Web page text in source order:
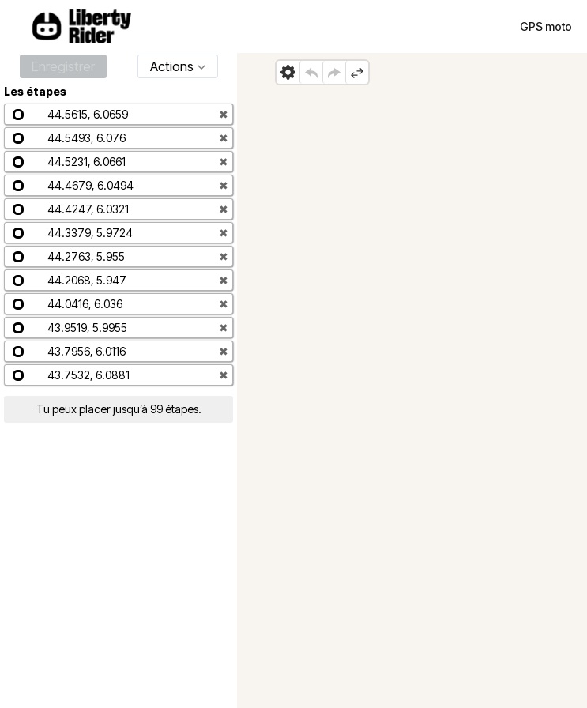
GPS moto
Actions
Les étapes
44.5615, 6.0659
✖
44.5493, 6.076
✖
44.5231, 6.0661
✖
44.4679, 6.0494
✖
44.4247, 6.0321
✖
44.3379, 5.9724
✖
44.2763, 5.955
✖
44.2068, 5.947
✖
44.0416, 6.036
✖
43.9519, 5.9955
✖
43.7956, 6.0116
✖
43.7532, 6.0881
✖
Tu peux placer jusqu’à 99 étapes.